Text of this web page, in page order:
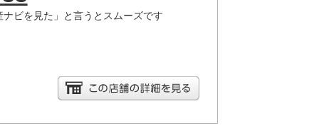
ビを見た」と言うとスムーズです